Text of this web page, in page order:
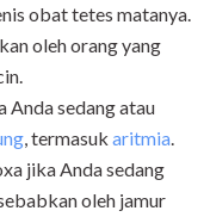
obat tetes matanya.
oleh orang yang
sedang atau
, termasuk aritmia.
jika Anda sedang
oleh jamur